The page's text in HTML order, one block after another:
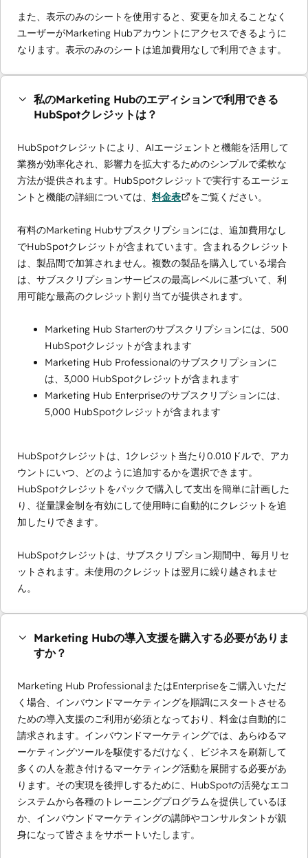
また、表示のみのシートを使用すると、変更を加えることなく
ユーザーがMarketing Hubアカウントにアクセスできるように
なります。表示のみのシートは追加費用なしで利用できます。
私のMarketing Hubのエディションで利用できる
HubSpotクレジットは？
HubSpotクレジットにより、AIエージェントと機能を活用して
業務が効率化され、影響力を拡大するためのシンプルで柔軟な
方法が提供されます。HubSpotクレジットで実行するエージェ
ントと機能の詳細については、 料金表 をご覧ください。
有料のMarketing Hubサブスクリプションには、追加費用なし
でHubSpotクレジットが含まれています。含まれるクレジット
は、製品間で加算されません。複数の製品を購入している場合
は、サブスクリプションサービスの最高レベルに基づいて、利
用可能な最高のクレジット割り当てが提供されます。
Marketing Hub Starterのサブスクリプションには、500
HubSpotクレジットが含まれます
Marketing Hub Professionalのサブスクリプションに
は、3,000 HubSpotクレジットが含まれます
Marketing Hub Enterpriseのサブスクリプションには、
5,000 HubSpotクレジットが含まれます
HubSpotクレジットは、1クレジット当たり0.010ドルで、アカ
ウントにいつ、どのように追加するかを選択できます。
HubSpotクレジットをパックで購入して支出を簡単に計画した
り、従量課金制を有効にして使用時に自動的にクレジットを追
加したりできます。
HubSpotクレジットは、サブスクリプション期間中、毎月リセ
ットされます。未使用のクレジットは翌月に繰り越されませ
ん。
Marketing Hubの導入支援を購入する必要がありま
すか？
Marketing Hub ProfessionalまたはEnterpriseをご購入いただ
く場合、インバウンドマーケティングを順調にスタートさせる
ための導入支援のご利用が必須となっており、料金は自動的に
請求されます。インバウンドマーケティングでは、あらゆるマ
ーケティングツールを駆使するだけなく、ビジネスを刷新して
多くの人を惹き付けるマーケティング活動を展開する必要があ
ります。その実現を後押しするために、HubSpotの活発なエコ
システムから各種のトレーニングプログラムを提供しているほ
か、インバウンドマーケティングの講師やコンサルタントが親
身になって皆さまをサポートいたします。